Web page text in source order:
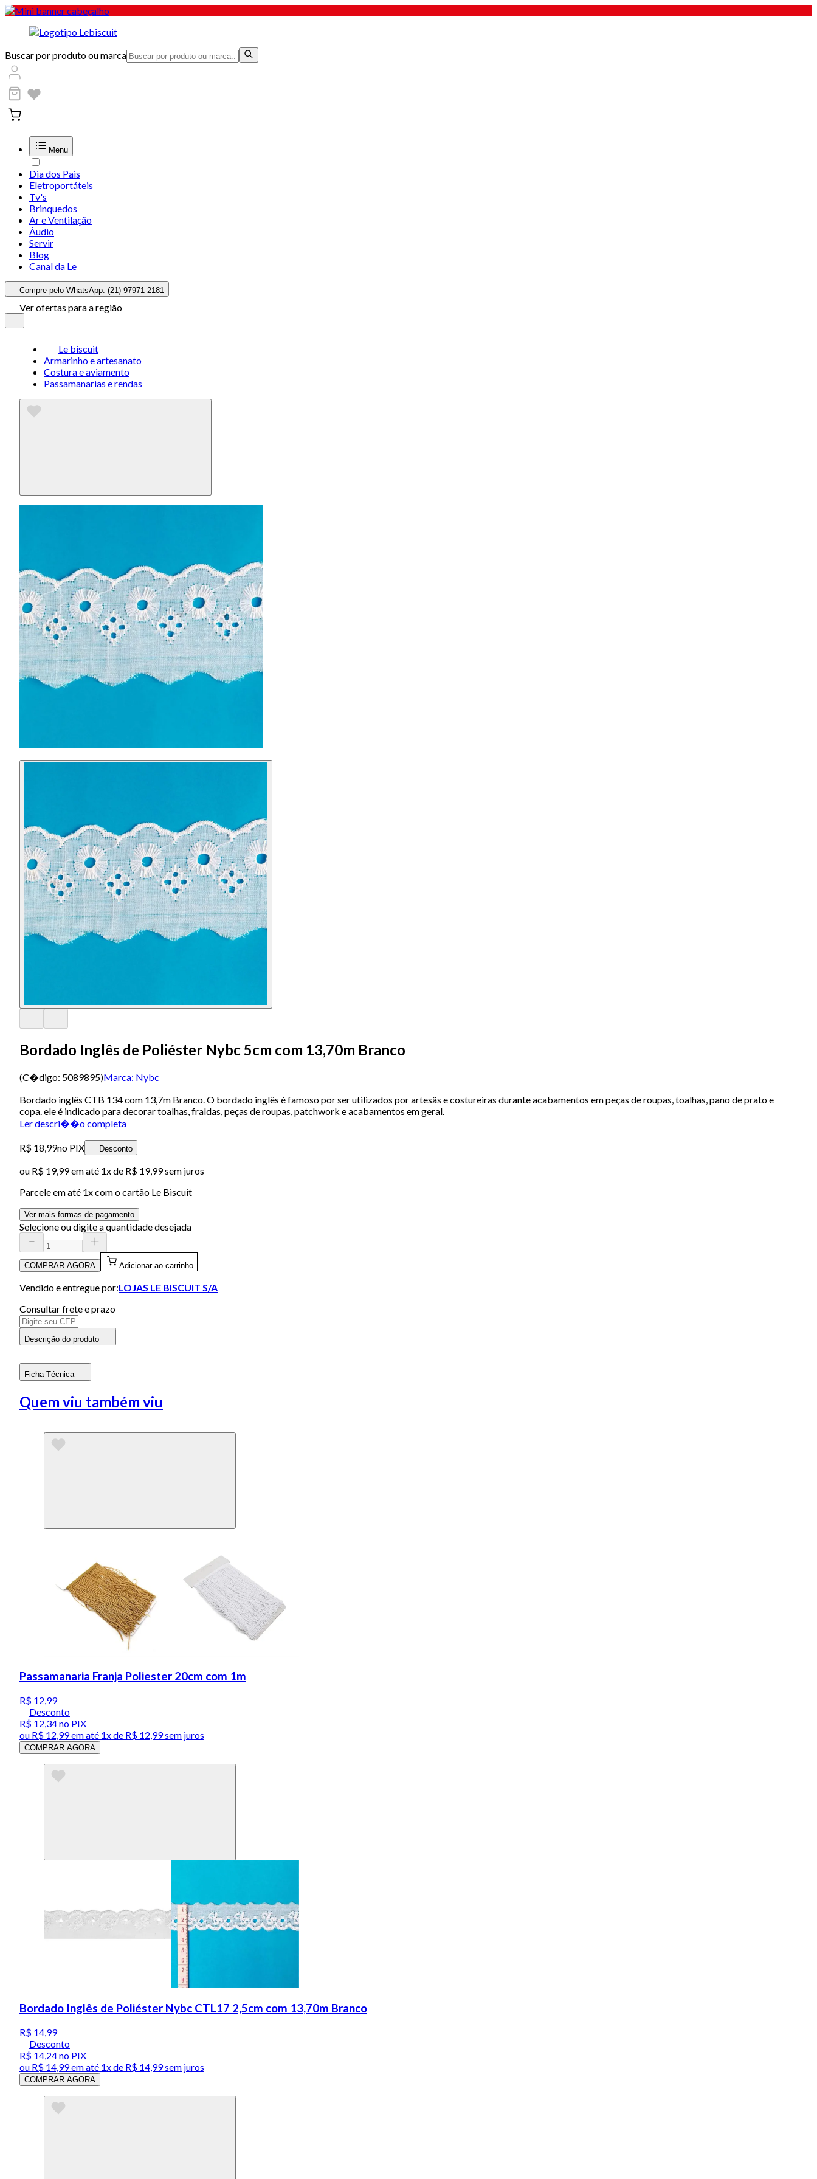
Buscar por produto ou marca
Menu
Dia dos Pais
Eletroportáteis
Tv's
Brinquedos
Ar e Ventilação
Áudio
Servir
Blog
Canal da Le
Compre pelo WhatsApp: (21) 97971-2181
Ver ofertas para a região
Le biscuit
Armarinho e artesanato
Costura e aviamento
Passamanarias e rendas
Bordado Inglês de Poliéster Nybc 5cm com 13,70m Branco
(C�digo: 5089895)Marca: Nybc
Bordado inglês CTB 134 com 13,7m Branco. O bordado inglês é famoso por ser utilizados por artesãs e costureiras durante acabamentos em peças de roupas, toalhas, pano de prato e
copa. ele é indicado para decorar toalhas, fraldas, peças de roupas, patchwork e acabamentos em geral.
Ler descri��o completa
R$ 18,99no PIX Desconto
ou R$ 19,99em até 1x de R$ 19,99sem juros
Parcele em até 1x com o cartão Le Biscuit
Ver mais formas de pagamento
Selecione ou digite a quantidade desejada
COMPRAR AGORA Adicionar ao carrinho
Vendido e entregue por:LOJAS LE BISCUIT S/A
Consultar frete e prazo
Descrição do produto
Ficha Técnica
Quem viu também viu
Passamanaria Franja Poliester 20cm com 1m
R$ 12,99
Desconto
R$ 12,34no PIX
ou R$ 12,99em até 1x de R$ 12,99sem juros
COMPRAR AGORA
Bordado Inglês de Poliéster Nybc CTL17 2,5cm com 13,70m Branco
R$ 14,99
Desconto
R$ 14,24no PIX
ou R$ 14,99em até 1x de R$ 14,99sem juros
COMPRAR AGORA